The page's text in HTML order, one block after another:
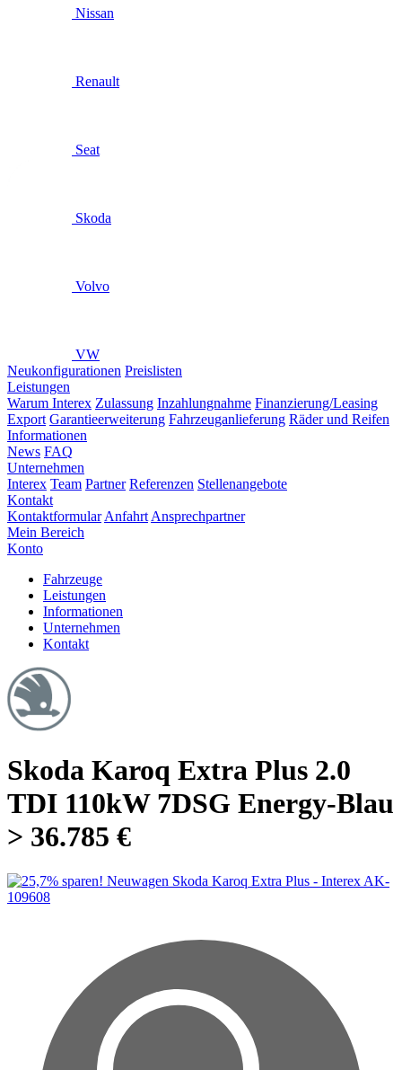
Nissan
Renault
Seat
Skoda
Volvo
VW
Neukonfigurationen Preislisten
Leistungen
Warum Interex Zulassung Inzahlungnahme Finanzierung/Leasing
Export Garantieerweiterung Fahrzeuganlieferung Räder und Reifen
Informationen
News FAQ
Unternehmen
Interex Team Partner Referenzen Stellenangebote
Kontakt
Kontaktformular Anfahrt Ansprechpartner
Mein Bereich
Konto
Fahrzeuge
Leistungen
Informationen
Unternehmen
Kontakt
Skoda Karoq Extra Plus 2.0
TDI 110kW 7DSG Energy-Blau
> 36.785 €